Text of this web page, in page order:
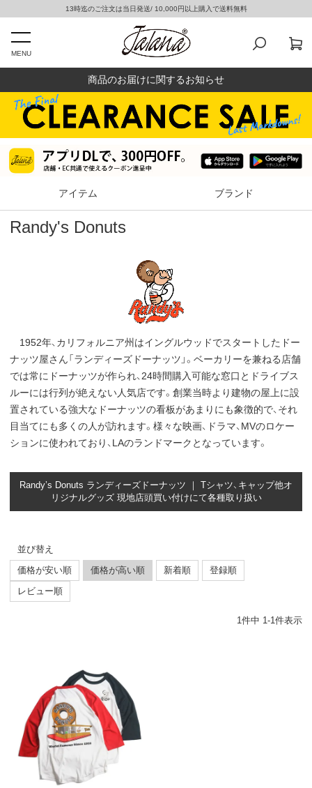
13時迄のご注文は当日発送/ 10,000円以上購入で送料無料
MENU
商品のお届けに関するお知らせ
アイテム ブランド
Randy's Donuts
1952年、カリフォルニア州はイングルウッドでスタートしたドー
ナッツ屋さん「ランディーズドーナッツ」。ベーカリーを兼ねる店舗
では常にドーナッツが作られ、24時間購入可能な窓口とドライブス
ルーには行列が絶えない人気店です。創業当時より建物の屋上に設
置されている強大なドーナッツの看板があまりにも象徴的で、それ
目当てにも多くの人が訪れます。様々な映画、ドラマ、MVのロケー
ションに使われており、LAのランドマークとなっています。
Randy’s Donuts ランディーズドーナッツ ｜ Tシャツ、キャップ他オ
リジナルグッズ 現地店頭買い付けにて各種取り扱い
並び替え
価格が安い順
価格が高い順 新着順
登録順
レビュー順
1件中 1-1件表示